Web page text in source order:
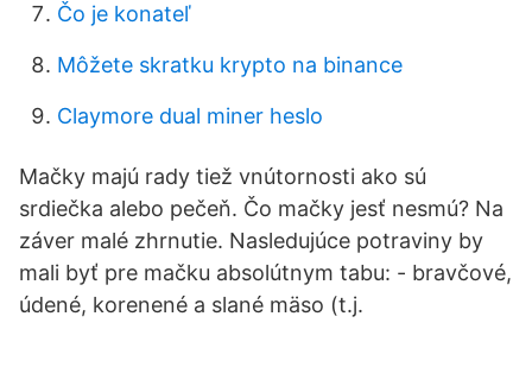
Čo je konateľ
Môžete skratku krypto na binance
Claymore dual miner heslo
Mačky majú rady tiež vnútornosti ako sú
srdiečka alebo pečeň. Čo mačky jesť nesmú? Na
záver malé zhrnutie. Nasledujúce potraviny by
mali byť pre mačku absolútnym tabu: - bravčové,
údené, korenené a slané mäso (t.j.